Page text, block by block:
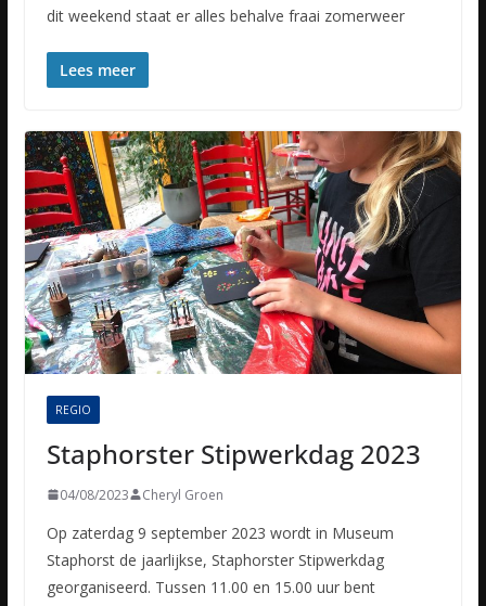
dit weekend staat er alles behalve fraai zomerweer
Lees meer
REGIO
Staphorster Stipwerkdag 2023
04/08/2023 Cheryl Groen
Op zaterdag 9 september 2023 wordt in Museum
Staphorst de jaarlijkse, Staphorster Stipwerkdag
georganiseerd. Tussen 11.00 en 15.00 uur bent